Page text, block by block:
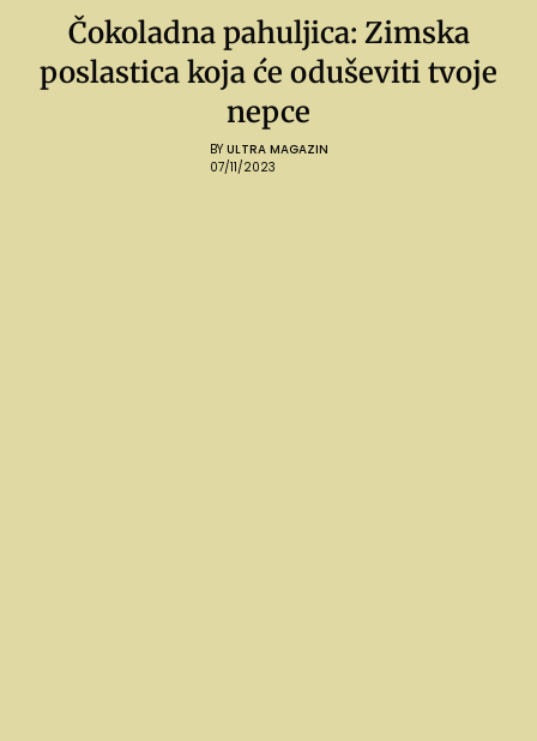
Čokoladna pahuljica: Zimska
poslastica koja će oduševiti tvoje
nepce
BY ULTRA MAGAZIN
07/11/2023